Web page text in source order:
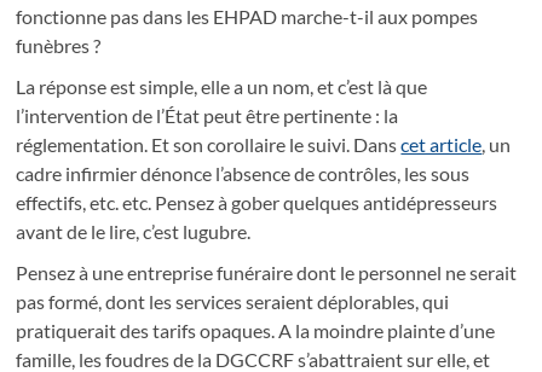
fonctionne pas dans les EHPAD marche-t-il aux pompes
funèbres ?
La réponse est simple, elle a un nom, et c’est là que
l’intervention de l’État peut être pertinente : la
réglementation. Et son corollaire le suivi. Danscet article , un
cadre infirmier dénonce l’absence de contrôles, les sous
effectifs, etc. etc. Pensez à gober quelques antidépresseurs
avant de le lire, c’est lugubre.
Pensez à une entreprise funéraire dont le personnel ne serait
pas formé, dont les services seraient déplorables, qui
pratiquerait des tarifs opaques. A la moindre plainte d’une
famille, les foudres de la DGCCRF s’abattraient sur elle, et